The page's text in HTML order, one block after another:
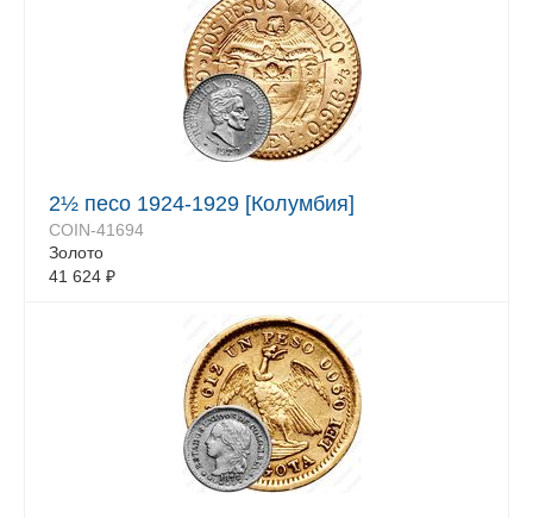
2½ песо 1924-1929 [Колумбия]
COIN-41694
Золото
41 624 ₽